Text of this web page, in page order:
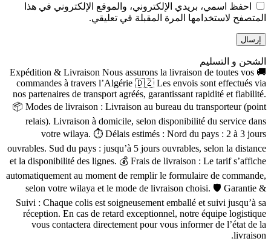
احفظ اسمي، بريدي الإلكتروني، والموقع الإلكتروني في هذا
المتصفح لاستخدامها المرة المقبلة في تعليقي.
الشحن و التسليم
🚚 Expédition & Livraison Nous assurons la livraison de toutes vos
commandes à travers l’Algérie 🇩🇿 Les envois sont effectués via
nos partenaires de transport agréés, garantissant rapidité et fiabilité.
📦 Modes de livraison : Livraison au bureau du transporteur (point
relais). Livraison à domicile, selon disponibilité du service dans
votre wilaya. ⏱ Délais estimés : Nord du pays : 2 à 3 jours
ouvrables. Sud du pays : jusqu’à 5 jours ouvrables, selon la distance
et la disponibilité des lignes. 💰 Frais de livraison : Le tarif s’affiche
automatiquement au moment de remplir le formulaire de commande,
selon votre wilaya et le mode de livraison choisi. 🛡 Garantie &
Suivi : Chaque colis est soigneusement emballé et suivi jusqu’à sa
réception. En cas de retard exceptionnel, notre équipe logistique
vous contactera directement pour vous informer de l’état de la
livraison.